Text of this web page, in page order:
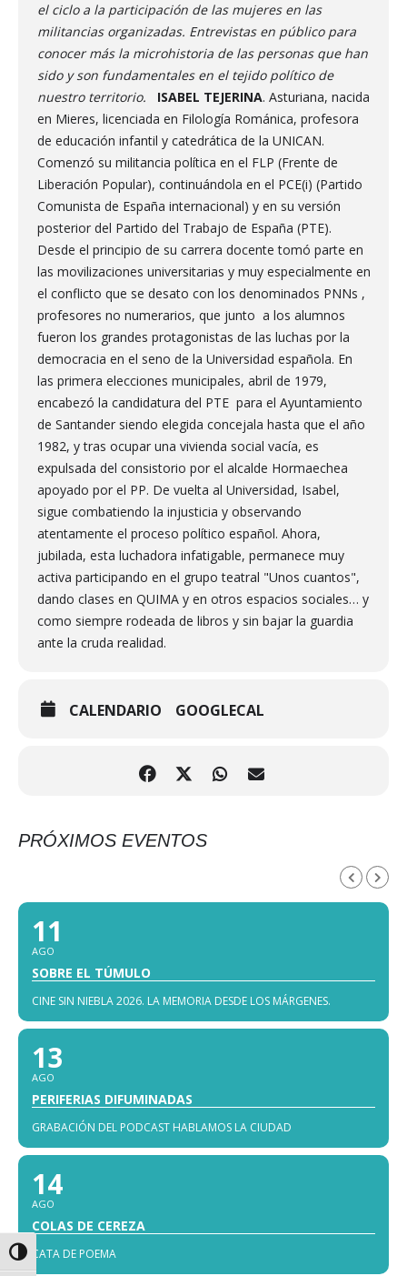
Alternar alto contraste
el ciclo a la participación de las mujeres en las
militancias organizadas. Entrevistas en público para
conocer más la microhistoria de las personas que han
sido y son fundamentales en el tejido político de
nuestro territorio.
ISABEL TEJERINA. Asturiana, nacida
en Mieres, licenciada en Filología Románica, profesora
de educación infantil y catedrática de la UNICAN.
Comenzó su militancia política en el FLP (Frente de
Liberación Popular), continuándola en el PCE(i) (Partido
Comunista de España internacional) y en su versión
posterior del Partido del Trabajo de España (PTE).
Desde el principio de su carrera docente tomó parte en
las movilizaciones universitarias y muy especialmente en
el conflicto que se desato con los denominados PNNs ,
profesores no numerarios, que junto a los alumnos
fueron los grandes protagonistas de las luchas por la
democracia en el seno de la Universidad española. En
las primera elecciones municipales, abril de 1979,
encabezó la candidatura del PTE para el Ayuntamiento
de Santander siendo elegida concejala hasta que el año
1982, y tras ocupar una vivienda social vacía, es
expulsada del consistorio por el alcalde Hormaechea
apoyado por el PP. De vuelta al Universidad, Isabel,
sigue combatiendo la injusticia y observando
atentamente el proceso político español. Ahora,
jubilada, esta luchadora infatigable, permanece muy
activa participando en el grupo teatral "Unos cuantos",
dando clases en QUIMA y en otros espacios sociales… y
como siempre rodeada de libros y sin bajar la guardia
ante la cruda realidad.
CALENDARIO GOOGLECAL
PRÓXIMOS EVENTOS
11
AGO
SOBRE EL TÚMULO
CINE SIN NIEBLA 2026. LA MEMORIA DESDE LOS MÁRGENES.
13
AGO
PERIFERIAS DIFUMINADAS
GRABACIÓN DEL PODCAST HABLAMOS LA CIUDAD
14
AGO
COLAS DE CEREZA
CATA DE POEMA